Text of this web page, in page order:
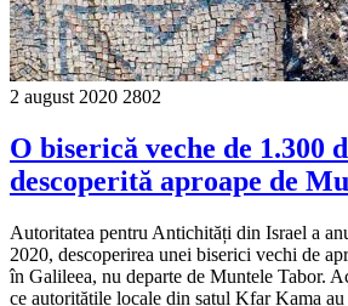
2 august 2020 2802
O biserică veche de 1.300
descoperită aproape de
Autoritatea pentru Antichități din Israel a
2020, descoperirea unei biserici vechi de
în Galileea, nu departe de Muntele Tabor.
ce autoritățile locale din satul Kfar Kama au